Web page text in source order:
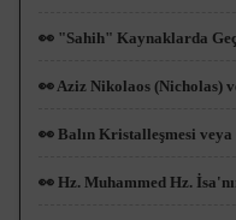
👀 "Sahih" Kaynaklarda
👀 Aziz Nikolaos (Nicholas)
👀 Balın Kristalleşmesi
👀 Hz. Muhammed Hz.